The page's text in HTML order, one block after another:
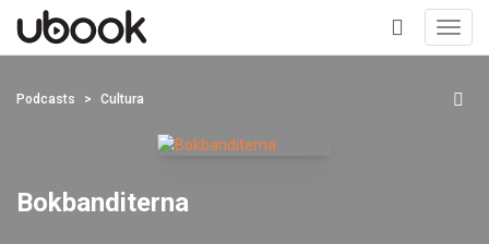
+
Podcasts Cultura
Bokbanditerna